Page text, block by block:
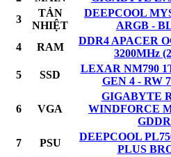
3
TẢN
NHIỆT
DEEPCOOL
ARGB -
4 RAM
DDR4 APACER
3200MHz
5 SSD
LEXAR NM790
GEN 4 - RW
6 VGA
GIGABYTE
WINDFORCE
7 PSU
DEEPCOOL
PLUS